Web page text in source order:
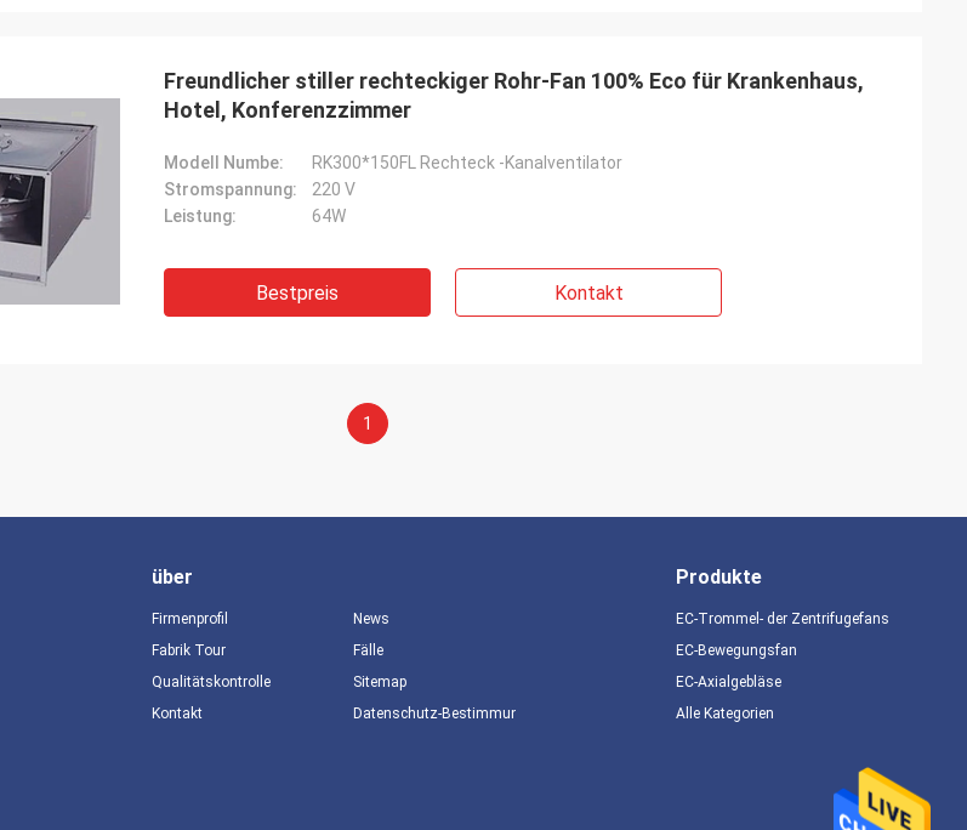
Freundlicher stiller rechteckiger Rohr-Fan 100% Eco für Krankenhaus,
Hotel, Konferenzzimmer
Modell Numbe:
RK300*150FL Rechteck -Kanalventilator
Stromspannung:
220 V
Leistung:
64W
Bestpreis Kontakt
1
über
Firmenprofil
Fabrik Tour
Qualitätskontrolle
Kontakt
News
Fälle
Sitemap
Datenschutz-Bestimmungen
Produkte
EC-Trommel- der Zentrifugefans
EC-Bewegungsfan
EC-Axialgebläse
Alle Kategorien